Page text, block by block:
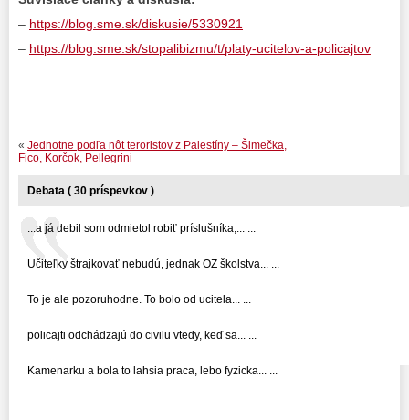
– https://blog.sme.sk/diskusie/5330921
– https://blog.sme.sk/stopalibizmu/t/platy-ucitelov-a-policajtov
« Jednotne podľa nôt teroristov z Palestíny – Šimečka,
Fico, Korčok, Pellegrini
Debata ( 30 príspevkov )
...a já debil som odmietol robiť príslušníka,... ...
Učiteľky štrajkovať nebudú, jednak OZ školstva... ...
To je ale pozoruhodne. To bolo od ucitela... ...
policajti odchádzajú do civilu vtedy, keď sa... ...
Kamenarku a bola to lahsia praca, lebo fyzicka... ...